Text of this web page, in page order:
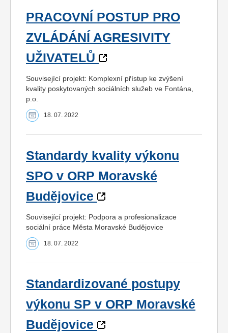
PRACOVNÍ POSTUP PRO
ZVLÁDÁNÍ AGRESIVITY
UŽIVATELŮ
Související projekt: Komplexní přístup ke zvýšení
kvality poskytovaných sociálních služeb ve Fontána,
p.o.
18. 07. 2022
Standardy kvality výkonu
SPO v ORP Moravské
Budějovice
Související projekt: Podpora a profesionalizace
sociální práce Města Moravské Budějovice
18. 07. 2022
Standardizované postupy
výkonu SP v ORP Moravské
Budějovice